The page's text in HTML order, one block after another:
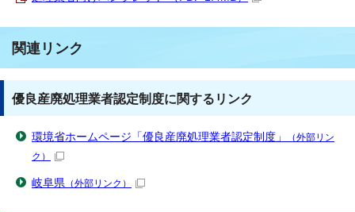
関連リンク
優良産廃処理業者認定制度に関するリンク
環境省ホームページ「優良産廃処理業者認定制度」
（外部リン
ク）
岐阜県 （外部リンク）